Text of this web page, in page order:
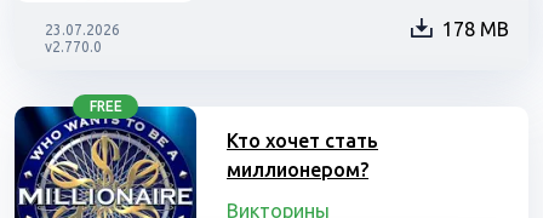
23.07.2026
v2.770.0
178 MB
FREE
Кто хочет стать
миллионером?
Викторины